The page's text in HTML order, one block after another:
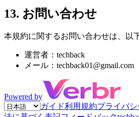
13. お問い合わせ
本規約に関するお問い合わせは、以
運営者：techback
メール：techback01@gmail.com
Powered by
ガイド利用規約プライバ